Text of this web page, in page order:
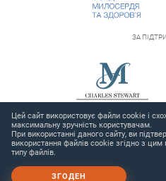
ЗА
© 2026 «Ukrainiansheriffs»
Цей сайт використовує файли cookie і
максимальну зручність користувачам.
При використанні даного сайту, ви
використання файлів cookie згідно з
типу файлів.
ЗГОДЕН